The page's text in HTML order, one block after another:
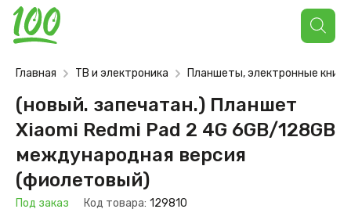
Поиск
товаров
Главная ТВ и электроника Планшеты, электронные книги
(новый. запечатан.) Планшет
Xiaomi Redmi Pad 2 4G 6GB/128GB
международная версия
(фиолетовый)
Под заказ Код товара: 129810